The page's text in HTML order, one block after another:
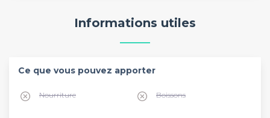
Informations utiles
Ce que vous pouvez apporter
Nourriture Boissons